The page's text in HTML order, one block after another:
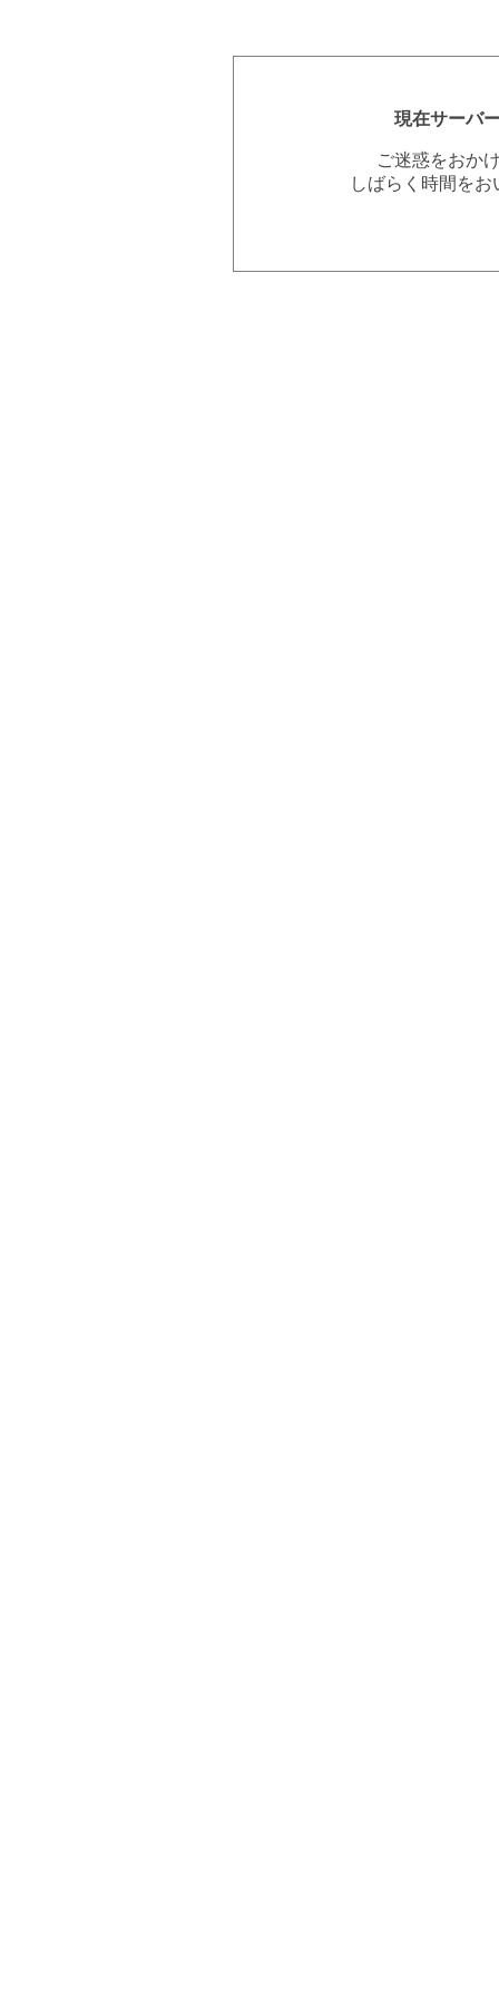
現在サーバ
ご迷惑をおか
しばらく時間を